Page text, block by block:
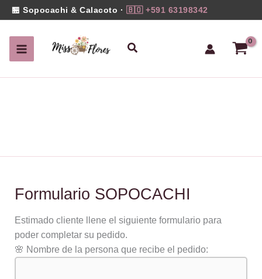
al
contenido
🏪 Sopocachi & Calacoto · 🇧🇴 +591 63198342
Buscar
Formulario SOPOCACHI
Estimado cliente llene el siguiente formulario para
poder completar su pedido.
🌸 Nombre de la persona que recibe el pedido: